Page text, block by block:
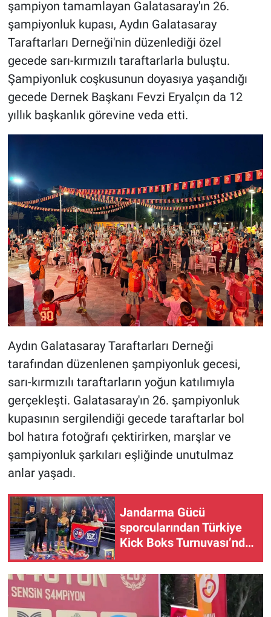
şampiyon tamamlayan Galatasaray'ın 26.
şampiyonluk kupası, Aydın Galatasaray
Taraftarları Derneği'nin düzenlediği özel
gecede sarı-kırmızılı taraftarlarla buluştu.
Şampiyonluk coşkusunun doyasıya yaşandığı
gecede Dernek Başkanı Fevzi Eryalçın da 12
yıllık başkanlık görevine veda etti.
Aydın Galatasaray Taraftarları Derneği
tarafından düzenlenen şampiyonluk gecesi,
sarı-kırmızılı taraftarların yoğun katılımıyla
gerçekleşti. Galatasaray'ın 26. şampiyonluk
kupasının sergilendiği gecede taraftarlar bol
bol hatıra fotoğrafı çektirirken, marşlar ve
şampiyonluk şarkıları eşliğinde unutulmaz
anlar yaşadı.
Jandarma Gücü
sporcularından Türkiye
Kick Boks Turnuvası’nda